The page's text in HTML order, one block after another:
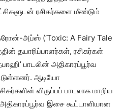
ரசிகர்களை மீண்டும்
அப்ஸ் (‘Toxic: A Fairy Tale
தயாரிப்பாளர்கள், ரசிகர்கள்
பாடலின் அதிகாரப்பூர்வ
ஆடியோ
விருப்பப் பாடலாக மாறிய
இசை கூட்டாளியான